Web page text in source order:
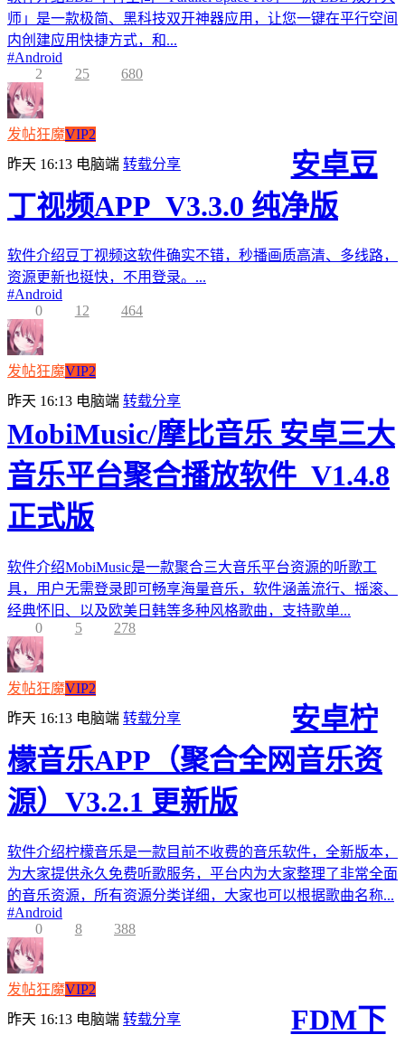
师」是一款极简、黑科技双开神器应用，让您一键在平行空间
内创建应用快捷方式，和...
#Android
2
25 680
发帖狂魔VIP2
昨天 16:13 电脑端 转载分享
安卓豆
丁视频APP_V3.3.0 纯净版
软件介绍豆丁视频这软件确实不错，秒播画质高清、多线路，
资源更新也挺快，不用登录。...
#Android
0
12 464
发帖狂魔VIP2
昨天 16:13 电脑端 转载分享
MobiMusic/摩比音乐 安卓三大
音乐平台聚合播放软件_V1.4.8
正式版
软件介绍MobiMusic是一款聚合三大音乐平台资源的听歌工
具，用户无需登录即可畅享海量音乐，软件涵盖流行、摇滚、
经典怀旧、以及欧美日韩等多种风格歌曲，支持歌单...
0
5 278
发帖狂魔VIP2
昨天 16:13 电脑端 转载分享
安卓柠
檬音乐APP（聚合全网音乐资
源）V3.2.1 更新版
软件介绍柠檬音乐是一款目前不收费的音乐软件，全新版本，
为大家提供永久免费听歌服务，平台内为大家整理了非常全面
的音乐资源，所有资源分类详细，大家也可以根据歌曲名称...
#Android
0
8 388
发帖狂魔VIP2
昨天 16:13 电脑端 转载分享
FDM下